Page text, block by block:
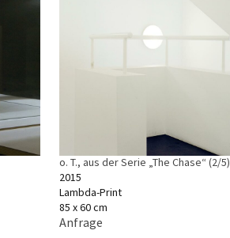
o. T., aus der Serie „The Chase“ (2/5)
2015
Lambda-Print
85 x 60 cm
Anfrage